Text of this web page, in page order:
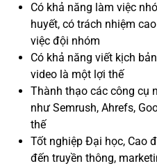
Có khả năng làm việc
huyết, có trách nhiệm
việc đội nhóm
Có khả năng viết kịch
video là một lợi thế
Thành thạo các công cụ
như Semrush, Ahrefs,
thế
Tốt nghiệp Đại học, Cao
đến truyền thông,